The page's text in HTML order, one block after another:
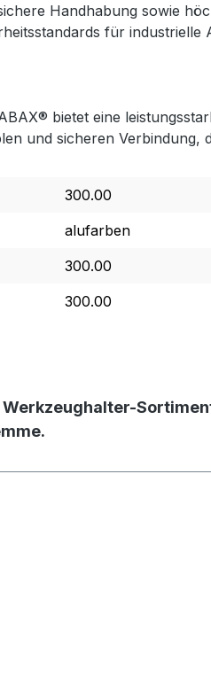
Handhabung sowie
für industrielle
bietet eine
und sicheren Verbindung,
300.00
alufarben
300.00
300.00